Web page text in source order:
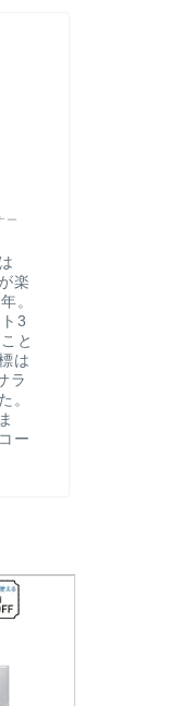
ー
楽
。
3
と
は
ラ
。
ー